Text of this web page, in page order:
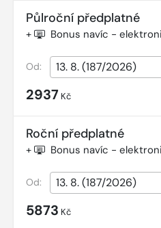
Půlroční předplatné
+ Bonus navíc -
Od:
2937 Kč
Roční předplatné
+ Bonus navíc -
Od:
5873 Kč